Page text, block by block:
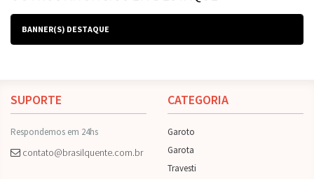
BANNER(S) DESTAQUE
SUPORTE
Respondemos em 24hs
contato@brasilquente.com.br
CATEGORIA
Garoto
Garota
Travesti